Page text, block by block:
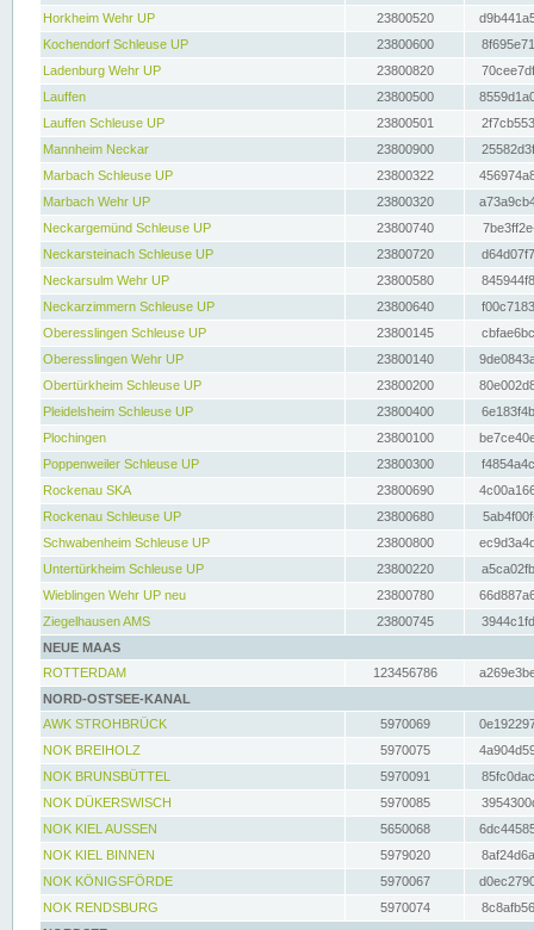
Horkheim Wehr UP
23800520
Kochendorf Schleuse UP
23800600
Ladenburg Wehr UP
23800820
Lauffen
23800500
Lauffen Schleuse UP
23800501
Mannheim Neckar
23800900
Marbach Schleuse UP
23800322
Marbach Wehr UP
23800320
Neckargemünd Schleuse UP
23800740
Neckarsteinach Schleuse UP
23800720
Neckarsulm Wehr UP
23800580
Neckarzimmern Schleuse UP
23800640
Oberesslingen Schleuse UP
23800145
Oberesslingen Wehr UP
23800140
Obertürkheim Schleuse UP
23800200
Pleidelsheim Schleuse UP
23800400
Plochingen
23800100
Poppenweiler Schleuse UP
23800300
Rockenau SKA
23800690
Rockenau Schleuse UP
23800680
Schwabenheim Schleuse UP
23800800
Untertürkheim Schleuse UP
23800220
Wieblingen Wehr UP neu
23800780
Ziegelhausen AMS
23800745
NEUE MAAS
ROTTERDAM
123456786
NORD-OSTSEE-KANAL
AWK STROHBRÜCK
5970069
NOK BREIHOLZ
5970075
NOK BRUNSBÜTTEL
5970091
NOK DÜKERSWISCH
5970085
NOK KIEL AUSSEN
5650068
NOK KIEL BINNEN
5979020
NOK KÖNIGSFÖRDE
5970067
NOK RENDSBURG
5970074